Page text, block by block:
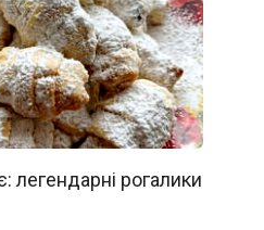
легендарні рогалики